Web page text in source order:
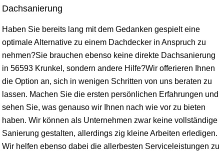
Dachsanierung
Haben Sie bereits lang mit dem Gedanken gespielt eine
optimale Alternative zu einem Dachdecker in Anspruch zu
nehmen?Sie brauchen ebenso keine direkte Dachsanierung
in 56593 Krunkel, sondern andere Hilfe?Wir offerieren Ihnen
die Option an, sich in wenigen Schritten von uns beraten zu
lassen. Machen Sie die ersten persönlichen Erfahrungen und
sehen Sie, was genauso wir Ihnen nach wie vor zu bieten
haben. Wir können als Unternehmen zwar keine vollständige
Sanierung gestalten, allerdings zig kleine Arbeiten erledigen.
Wir helfen ebenso dabei die allerbesten Serviceleistungen zu